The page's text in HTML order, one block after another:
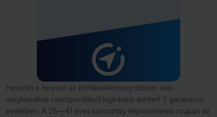
Hasonló a helyzet az előtakarékosság időben való
megkezdése szempontjából leginkább érintett Y generáció
esetében. A 26–41 éves korosztály képviselőinek csupán az